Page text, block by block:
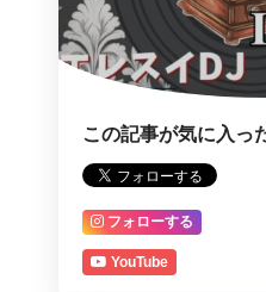
この記事が気に入っ
フォローする
YouTube